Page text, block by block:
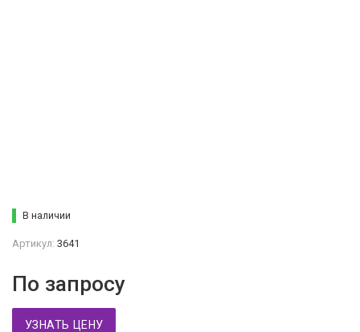
В наличии
Артикул: 3641
По запросу
УЗНАТЬ ЦЕНУ